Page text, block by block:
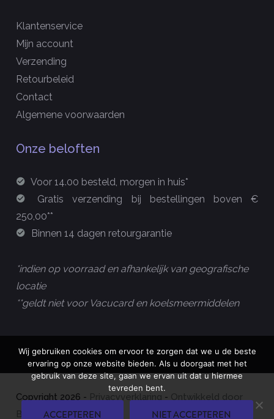
Klantenservice
Mijn account
Verzending
Retourbeleid
Contact
Algemene voorwaarden
Onze beloften
Voor 14.00 besteld, morgen in huis*
Gratis verzending bij bestellingen boven €
250,00**
Binnen 14 dagen retourgarantie
*indien op voorraad en afhankelijk van geografische
locatie
**geldt niet voor Vacucard en koelsmeermiddelen
Copyright 2026 - Privacyverklaring - Ontwikkeld door
Best4u Group B.V.
Wij gebruiken cookies om ervoor te zorgen dat we u de beste
ervaring op onze website bieden. Als u doorgaat met het
gebruik van deze site, gaan we ervan uit dat u hiermee
tevreden bent.
ACCEPTEREN NIET ACCEPTEREN